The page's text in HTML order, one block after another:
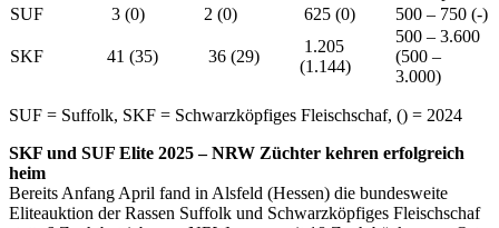
SUF
3 (0) 2 (0) 625 (0) 500 – 750 (-)
SKF 41 (35) 36 (29)
1.205
(1.144)
500 – 3.600
(500 –
3.000)
SUF = Suffolk, SKF = Schwarzköpfiges Fleischschaf, () = 2024
SKF und SUF Elite 2025 – NRW Züchter kehren erfolgreich
heim
Bereits Anfang April fand in Alsfeld (Hessen) die bundesweite
Eliteauktion der Rassen Suffolk und Schwarzköpfiges Fleischschaf